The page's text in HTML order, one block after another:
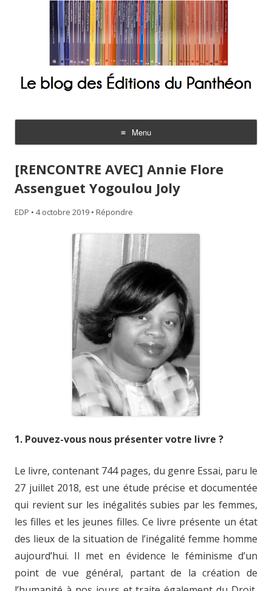
Menu
Aller
contenu
[RENCONTRE AVEC] Annie Flore
Assenguet Yogoulou Joly
EDP • 4 octobre 2019 • Répondre
1. Pouvez-vous nous présenter votre livre ?
Le livre, contenant 744 pages, du genre Essai, paru le
27 juillet 2018, est une étude précise et documentée
qui revient sur les inégalités subies par les femmes,
les filles et les jeunes filles. Ce livre présente un état
des lieux de la situation de l’inégalité femme homme
aujourd’hui. Il met en évidence le féminisme d’un
point de vue général, partant de la création de